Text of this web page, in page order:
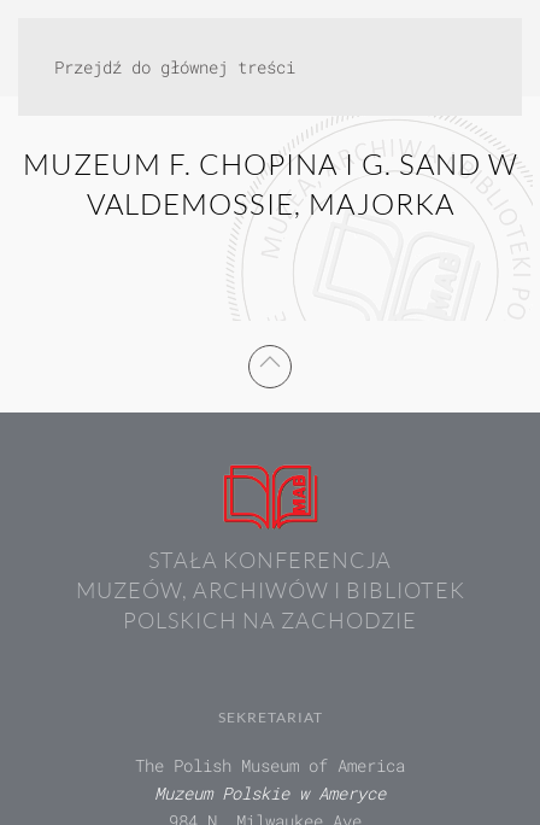
Przejdź do głównej treści
MUZEUM F. CHOPINA I G. SAND W
VALDEMOSSIE, MAJORKA
STAŁA KONFERENCJA
MUZEÓW, ARCHIWÓW I BIBLIOTEK
POLSKICH NA ZACHODZIE
SEKRETARIAT
The Polish Museum of America
Muzeum Polskie w Ameryce
984 N. Milwaukee Ave.